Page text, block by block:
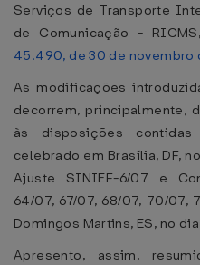
Serviços de Transporte
de Comunicação -
45.490, de 30 de novembro
As modificações
decorrem, principalmente,
às disposições contidas
celebrado em Brasília, DF,
Ajuste SINIEF-6/07 e
64/07, 67/07, 68/07, 70/07,
Domingos Martins, ES, no
Apresento, assim,